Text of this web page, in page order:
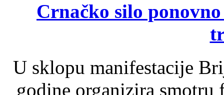
Crnačko silo
U sklopu manifestacije
godine organizira